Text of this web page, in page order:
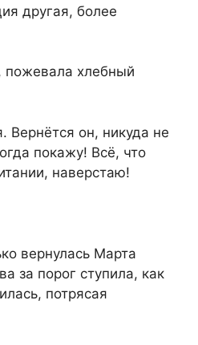
другая, более
пожевала хлебный
он, никуда не
покажу! Всё, что
наверстаю!
вернулась Марта
за порог ступила, как
потрясая